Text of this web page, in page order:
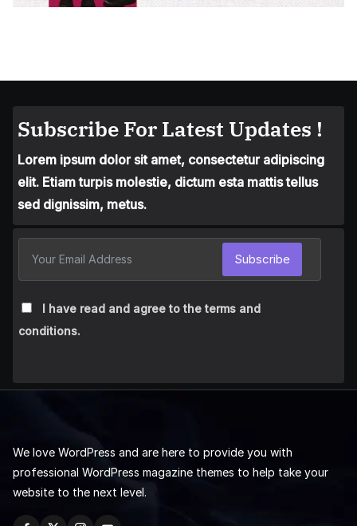
Subscribe For Latest Updates !
Lorem ipsum dolor sit amet, consectetur adipiscing
elit. Etiam turpis molestie, dictum esta mattis tellus
sed dignissim, metus.
I have read and agree to the terms and
conditions.
Subscribe
We love WordPress and are here to provide you with
professional WordPress magazine themes to help take your
website to the next level.